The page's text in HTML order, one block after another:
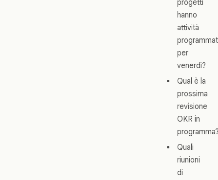
progetti
hanno
attività
per
venerdì?
Qual è la
prossima
revisione
OKR in
Quali
riunioni
di